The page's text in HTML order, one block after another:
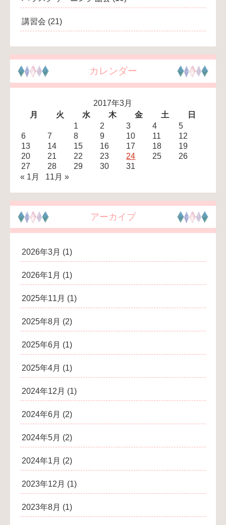
講習会 (21)
カレンダー
2017年3月
月
火 水 木 金 土
日
1
2 3 4
5
6
7 8 9 10 11
12
13
14 15 16 17 18
19
20
21 22 23 24 25
26
27
28 29 30
31
« 1月
11月 »
アーカイブ
2026年3月 (1)
2026年1月 (1)
2025年11月 (1)
2025年8月 (2)
2025年6月 (1)
2025年4月 (1)
2024年12月 (1)
2024年6月 (2)
2024年5月 (2)
2024年1月 (2)
2023年12月 (1)
2023年8月 (1)